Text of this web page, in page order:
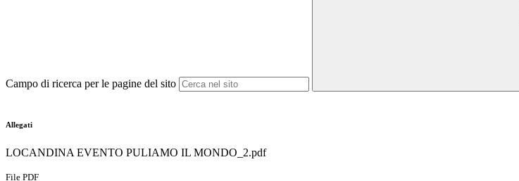
Campo di ricerca per le pagine del sito
Allegati
LOCANDINA EVENTO PULIAMO IL MONDO_2.pdf
File PDF